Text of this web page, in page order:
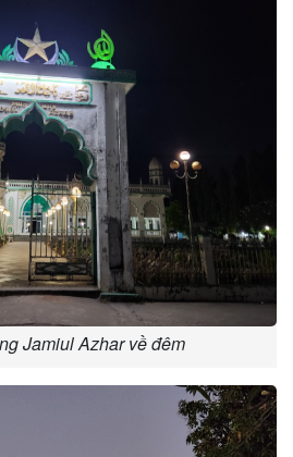
Jamiul Azhar về đêm